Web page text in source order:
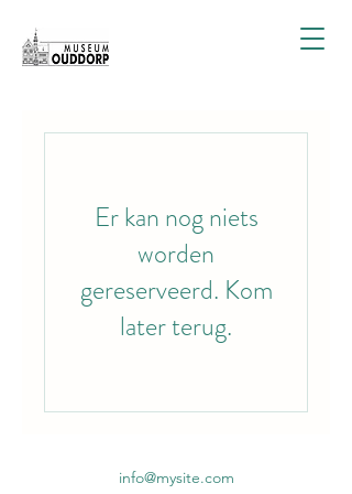
Er kan nog niets
worden
gereserveerd. Kom
later terug.
info@mysite.com